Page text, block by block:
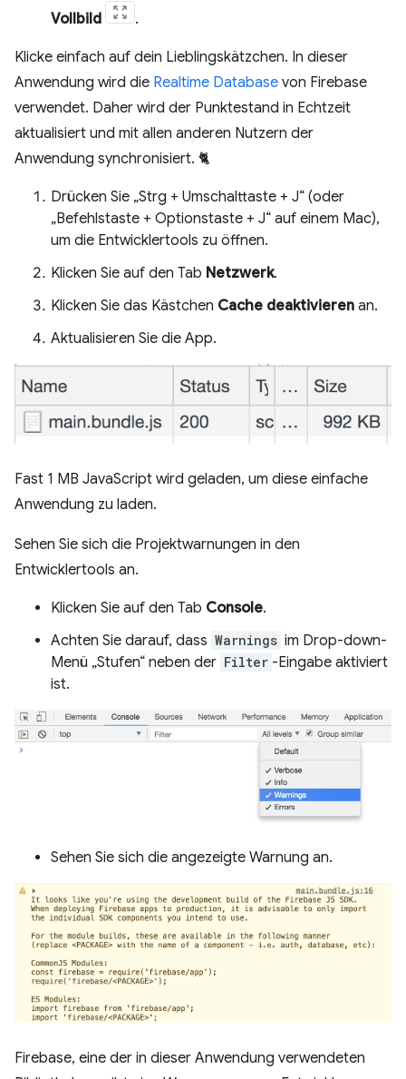
Vollbild
.
Klicke einfach auf dein Lieblingskätzchen. In dieser
Anwendung wird die Realtime Database von Firebase
verwendet. Daher wird der Punktestand in Echtzeit
aktualisiert und mit allen anderen Nutzern der
Anwendung synchronisiert. 🐈
Drücken Sie „Strg + Umschalttaste + J“ (oder
„Befehlstaste + Optionstaste + J“ auf einem Mac),
um die Entwicklertools zu öffnen.
Klicken Sie auf den Tab Netzwerk.
Klicken Sie das Kästchen Cache deaktivieren an.
Aktualisieren Sie die App.
Fast 1 MB JavaScript wird geladen, um diese einfache
Anwendung zu laden.
Sehen Sie sich die Projektwarnungen in den
Entwicklertools an.
Klicken Sie auf den Tab Console.
Achten Sie darauf, dass Warnings im Drop-down-
Menü „Stufen“ neben der Filter -Eingabe aktiviert
ist.
Sehen Sie sich die angezeigte Warnung an.
Firebase, eine der in dieser Anwendung verwendeten